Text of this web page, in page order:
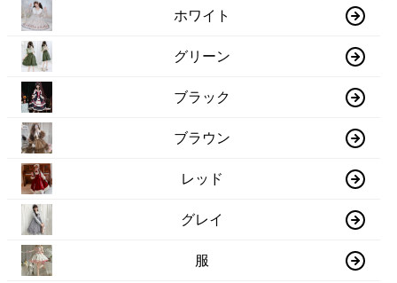
ホワイト
グリーン
ブラック
ブラウン
レッド
グレイ
服